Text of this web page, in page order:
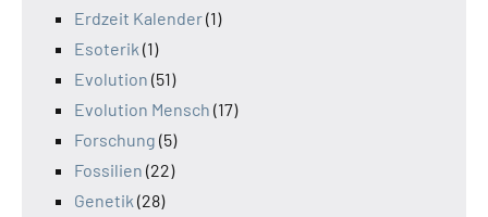
Erdzeit Kalender(1)
Esoterik (1)
Evolution (51)
Evolution Mensch (17)
Forschung (5)
Fossilien (22)
Genetik (28)